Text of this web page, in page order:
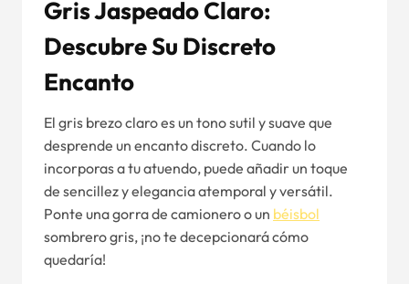
Gris Jaspeado Claro:
Descubre Su Discreto
Encanto
El gris brezo claro es un tono sutil y suave que
desprende un encanto discreto. Cuando lo
incorporas a tu atuendo, puede añadir un toque
de sencillez y elegancia atemporal y versátil.
Ponte una gorra de camionero o un béisbol
sombrero gris, ¡no te decepcionará cómo
quedaría!